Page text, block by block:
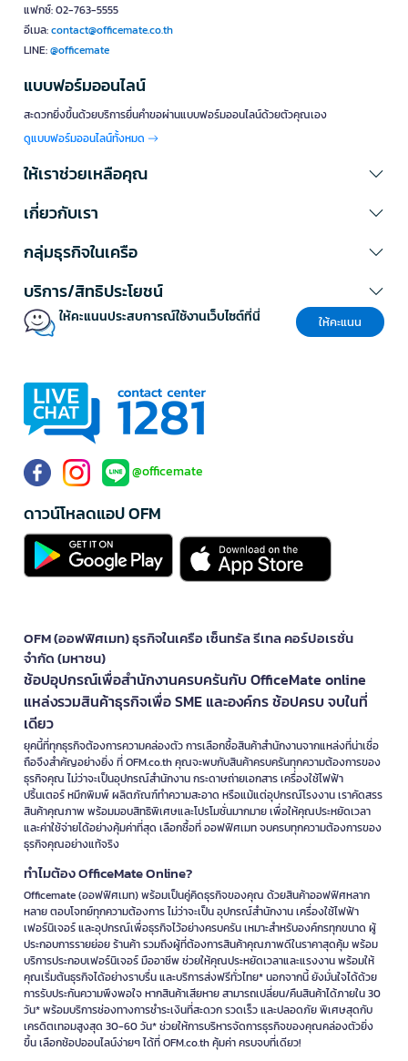
แฟกซ์: 02-763-5555
อีเมล:contact@officemate.co.th
LINE:@officemate
แบบฟอร์มออนไลน์
สะดวกยิ่งขึ้นด้วยบริการยื่นคำขอผ่านแบบฟอร์มออนไลน์ด้วยตัวคุณเอง
ดูแบบฟอร์มออนไลน์ทั้งหมด
ให้เราช่วยเหลือคุณ
เกี่ยวกับเรา
กลุ่มธุรกิจในเครือ
บริการ/สิทธิประโยชน์
ให้คะแนนประสบการณ์ใช้งานเว็บไซต์ที่นี่ ให้คะแนน
@officemate
ดาวน์โหลดแอป OFM
OFM (ออฟฟิศเมท) ธุรกิจในเครือ เซ็นทรัล รีเทล คอร์ปอเรชั่น
จำกัด (มหาชน)
ช้อปอุปกรณ์เพื่อสำนักงานครบครันกับ OfficeMate online
แหล่งรวมสินค้าธุรกิจเพื่อ SME และองค์กร ช้อปครบ จบในที่
เดียว
ยุคนี้ที่ทุกธุรกิจต้องการความคล่องตัว การเลือกซื้อสินค้าสำนักงานจากแหล่งที่น่าเชื่อ
ถือจึงสำคัญอย่างยิ่ง ที่ OFM.co.th คุณจะพบกับสินค้าครบครันทุกความต้องการของ
ธุรกิจคุณ ไม่ว่าจะเป็นอุปกรณ์สำนักงาน กระดาษถ่ายเอกสาร เครื่องใช้ไฟฟ้า
ปริ้นเตอร์ หมึกพิมพ์ ผลิตภัณฑ์ทำความสะอาด หรือแม้แต่อุปกรณ์โรงงาน เราคัดสรร
สินค้าคุณภาพ พร้อมมอบสิทธิพิเศษและโปรโมชั่นมากมาย เพื่อให้คุณประหยัดเวลา
และค่าใช้จ่ายได้อย่างคุ้มค่าที่สุด เลือกซื้อที่ ออฟฟิศเมท จบครบทุกความต้องการของ
ธุรกิจคุณอย่างแท้จริง
ทำไมต้อง OfficeMate Online?
Officemate (ออฟฟิศเมท) พร้อมเป็นคู่คิดธุรกิจของคุณ ด้วยสินค้าออฟฟิศหลาก
หลาย ตอบโจทย์ทุกความต้องการ ไม่ว่าจะเป็น อุปกรณ์สำนักงาน เครื่องใช้ไฟฟ้า
เฟอร์นิเจอร์ และอุปกรณ์เพื่อธุรกิจไว้อย่างครบครัน เหมาะสำหรับองค์กรทุกขนาด ผู้
ประกอบการรายย่อย ร้านค้า รวมถึงผู้ที่ต้องการสินค้าคุณภาพดีในราคาสุดคุ้ม พร้อม
บริการประกอบเฟอร์นิเจอร์ มืออาชีพ ช่วยให้คุณประหยัดเวลาและแรงงาน พร้อมให้
คุณเริ่มต้นธุรกิจได้อย่างราบรื่น และบริการส่งฟรีทั่วไทย* นอกจากนี้ ยังมั่นใจได้ด้วย
การรับประกันความพึงพอใจ หากสินค้าเสียหาย สามารถเปลี่ยน/คืนสินค้าได้ภายใน 30
วัน* พร้อมบริการช่องทางการชำระเงินที่สะดวก รวดเร็ว และปลอดภัย พิเศษสุดกับ
เครดิตเทอมสูงสุด 30-60 วัน* ช่วยให้การบริหารจัดการธุรกิจของคุณคล่องตัวยิ่ง
ขึ้น เลือกช้อปออนไลน์ง่ายๆ ได้ที่ OFM.co.th คุ้มค่า ครบจบที่เดียว!